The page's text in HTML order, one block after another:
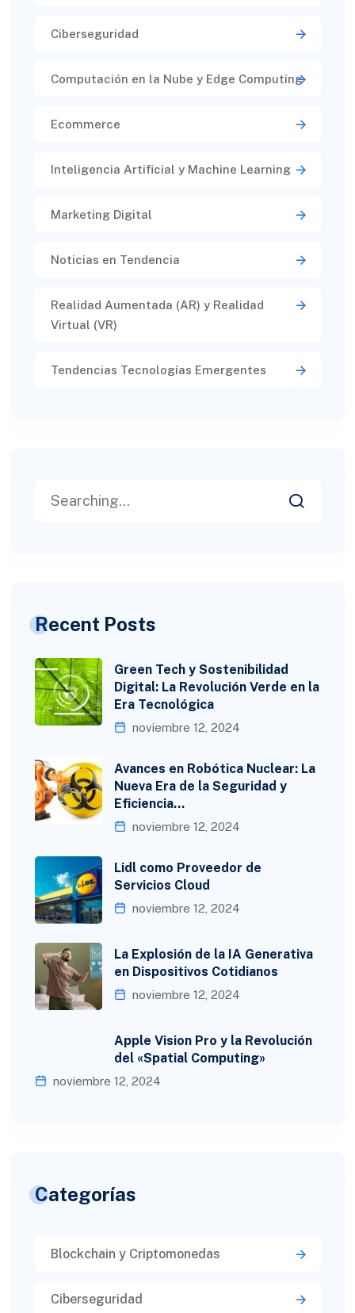
Ciberseguridad​
Computación en la Nube y Edge Computing
Ecommerce
Inteligencia Artificial y Machine Learning
Marketing Digital
Noticias en Tendencia
Realidad Aumentada (AR) y Realidad
Virtual (VR)​
Tendencias Tecnologías Emergentes
Recent Posts
Green Tech y Sostenibilidad
Digital: La Revolución Verde en la
Era Tecnológica
noviembre 12, 2024
Avances en Robótica Nuclear: La
Nueva Era de la Seguridad y
Eficiencia…
noviembre 12, 2024
Lidl como Proveedor de
Servicios Cloud
noviembre 12, 2024
La Explosión de la IA Generativa
en Dispositivos Cotidianos
noviembre 12, 2024
Apple Vision Pro y la Revolución
del «Spatial Computing»
noviembre 12, 2024
Categorías
Blockchain y Criptomonedas
Ciberseguridad​